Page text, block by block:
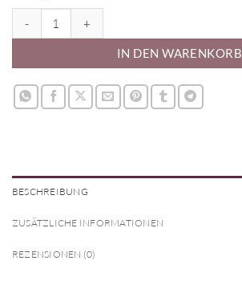
IN DEN WARENKORB
BESCHREIBUNG
ZUSÄTZLICHE INFORMATIONEN
REZENSIONEN (0)